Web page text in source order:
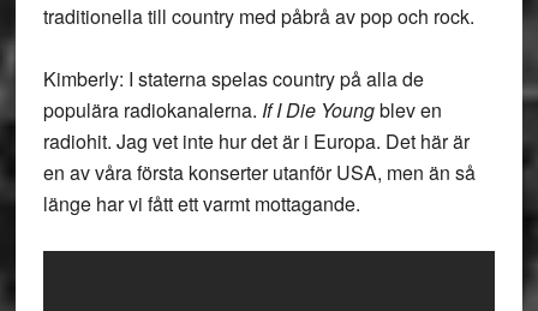
traditionella till country med påbrå av pop och rock.
Kimberly: I staterna spelas country på alla de
populära radiokanalerna. If I Die Youngblev en
radiohit. Jag vet inte hur det är i Europa. Det här är
en av våra första konserter utanför USA, men än så
länge har vi fått ett varmt mottagande.